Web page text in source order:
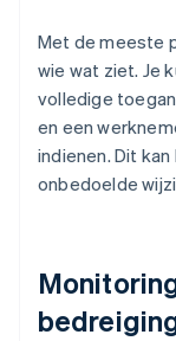
Met de meeste
wie wat ziet. Je
volledige
en een
indienen. Dit
onbedoelde